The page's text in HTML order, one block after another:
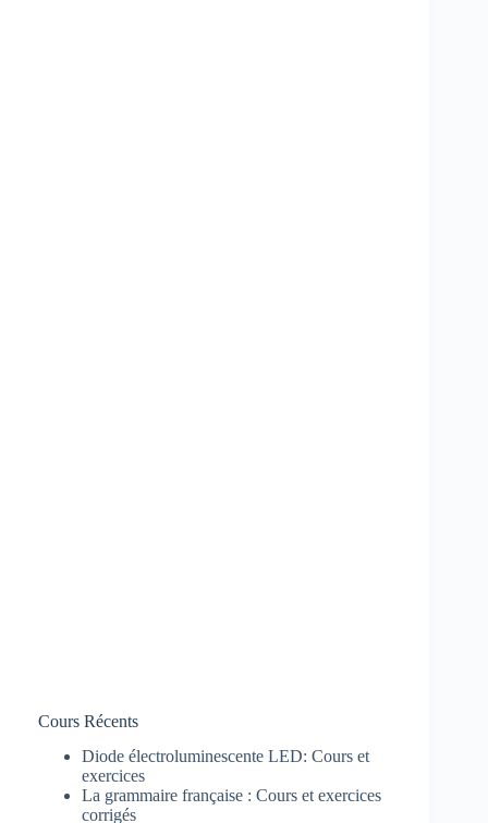
Cours Récents
Diode électroluminescente LED: Cours et
exercices
La grammaire française : Cours et exercices
corrigés